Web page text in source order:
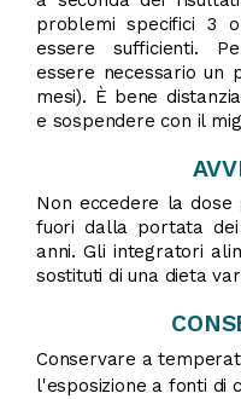
problemi specifici 3
essere sufficienti.
essere necessario un
mesi). È bene
e sospendere con il
Non eccedere la dose
fuori dalla portata
anni. Gli integratori
sostituti di una dieta
Conservare a
l'esposizione a fonti di